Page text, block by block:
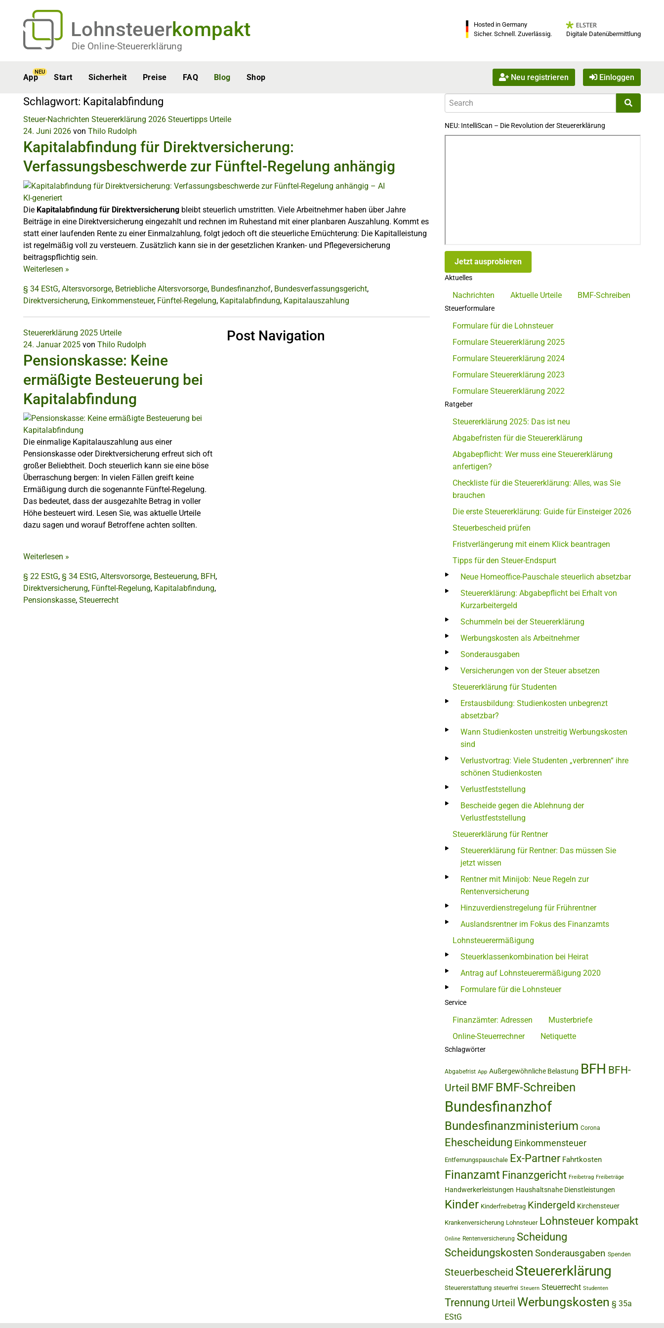
Lohnsteuerkompakt
Die Online-Steuererklärung
Hosted in Germany
Sicher. Schnell. Zuverlässig.
Digitale Datenübermittlung
App
NEU
Start Sicherheit Preise FAQ Blog Shop Neu registrieren Einloggen
Schlagwort: Kapitalabfindung
Steuer-Nachrichten Steuererklärung 2026 Steuertipps Urteile
24. Juni 2026 von Thilo Rudolph
Kapitalabfindung für Direktversicherung:
Verfassungsbeschwerde zur Fünftel-Regelung anhängig
KI-generiert
Die Kapitalabfindung für Direktversicherung bleibt steuerlich umstritten. Viele Arbeitnehmer haben über Jahre
Beiträge in eine Direktversicherung eingezahlt und rechnen im Ruhestand mit einer planbaren Auszahlung. Kommt es
statt einer laufenden Rente zu einer Einmalzahlung, folgt jedoch oft die steuerliche Ernüchterung: Die Kapitalleistung
ist regelmäßig voll zu versteuern. Zusätzlich kann sie in der gesetzlichen Kranken- und Pflegeversicherung
beitragspflichtig sein.
Weiterlesen »
§ 34 EStG, Altersvorsorge, Betriebliche Altersvorsorge, Bundesfinanzhof, Bundesverfassungsgericht,
Direktversicherung, Einkommensteuer, Fünftel-Regelung, Kapitalabfindung, Kapitalauszahlung
Steuererklärung 2025 Urteile
24. Januar 2025 von Thilo Rudolph
Pensionskasse: Keine
ermäßigte Besteuerung bei
Kapitalabfindung
Die einmalige Kapitalauszahlung aus einer
Pensionskasse oder Direktversicherung erfreut sich oft
großer Beliebtheit. Doch steuerlich kann sie eine böse
Überraschung bergen: In vielen Fällen greift keine
Ermäßigung durch die sogenannte Fünftel-Regelung.
Das bedeutet, dass der ausgezahlte Betrag in voller
Höhe besteuert wird. Lesen Sie, was aktuelle Urteile
dazu sagen und worauf Betroffene achten sollten.
Weiterlesen »
§ 22 EStG, § 34 EStG, Altersvorsorge, Besteuerung, BFH,
Direktversicherung, Fünftel-Regelung, Kapitalabfindung,
Pensionskasse, Steuerrecht
Post Navigation
NEU: IntelliScan – Die Revolution der Steuererklärung
Jetzt ausprobieren
Aktuelles
Nachrichten Aktuelle Urteile BMF-Schreiben
Steuerformulare
Formulare für die Lohnsteuer
Formulare Steuererklärung 2025
Formulare Steuererklärung 2024
Formulare Steuererklärung 2023
Formulare Steuererklärung 2022
Ratgeber
Steuererklärung 2025: Das ist neu
Abgabefristen für die Steuererklärung
Abgabepflicht: Wer muss eine Steuererklärung
anfertigen?
Checkliste für die Steuererklärung: Alles, was Sie
brauchen
Die erste Steuererklärung: Guide für Einsteiger 2026
Steuerbescheid prüfen
Fristverlängerung mit einem Klick beantragen
Tipps für den Steuer-Endspurt
Neue Homeoffice-Pauschale steuerlich absetzbar
Steuererklärung: Abgabepflicht bei Erhalt von
Kurzarbeitergeld
Schummeln bei der Steuererklärung
Werbungskosten als Arbeitnehmer
Sonderausgaben
Versicherungen von der Steuer absetzen
Steuererklärung für Studenten
Erstausbildung: Studienkosten unbegrenzt
absetzbar?
Wann Studienkosten unstreitig Werbungskosten
sind
Verlustvortrag: Viele Studenten „verbrennen“ ihre
schönen Studienkosten
Verlustfeststellung
Bescheide gegen die Ablehnung der
Verlustfeststellung
Steuererklärung für Rentner
Steuererklärung für Rentner: Das müssen Sie
jetzt wissen
Rentner mit Minijob: Neue Regeln zur
Rentenversicherung
Hinzuverdienstregelung für Frührentner
Auslandsrentner im Fokus des Finanzamts
Lohnsteuerermäßigung
Steuerklassenkombination bei Heirat
Antrag auf Lohnsteuerermäßigung 2020
Formulare für die Lohnsteuer
Service
Finanzämter: Adressen
Musterbriefe
Online-Steuerrechner
Netiquette
Schlagwörter
Abgabefrist App Außergewöhnliche Belastung BFH BFH-
Urteil BMF BMF-Schreiben
Bundesfinanzhof
Bundesfinanzministerium Corona
Ehescheidung Einkommensteuer
Entfernungspauschale Ex-Partner Fahrtkosten
Finanzamt Finanzgericht Freibetrag Freibeträge
Handwerkerleistungen Haushaltsnahe Dienstleistungen
Kinder Kinderfreibetrag Kindergeld Kirchensteuer
Krankenversicherung Lohnsteuer Lohnsteuer kompakt
Online Rentenversicherung Scheidung
Scheidungskosten Sonderausgaben Spenden
Steuerbescheid Steuererklärung
Steuererstattung steuerfrei Steuern Steuerrecht Studenten
Trennung Urteil Werbungskosten § 35a
EStG